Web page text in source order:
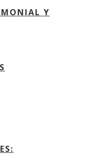
Y